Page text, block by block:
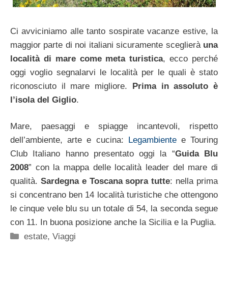
Ci avviciniamo alle tanto sospirate vacanze estive, la
maggior parte di noi italiani sicuramente sceglierà una
località di mare come meta turistica, ecco perché
oggi voglio segnalarvi le località per le quali è stato
riconosciuto il mare migliore. Prima in assoluto è
l’isola del Giglio.
Mare, paesaggi e spiagge incantevoli, rispetto
dell’ambiente, arte e cucina: Legambiente e Touring
Club Italiano hanno presentato oggi la “Guida Blu
2008” con la mappa delle località leader del mare di
qualità. Sardegna e Toscana sopra tutte: nella prima
si concentrano ben 14 località turistiche che ottengono
le cinque vele blu su un totale di 54, la seconda segue
con 11. In buona posizione anche la Sicilia e la Puglia.
Categorie
estate,Viaggi